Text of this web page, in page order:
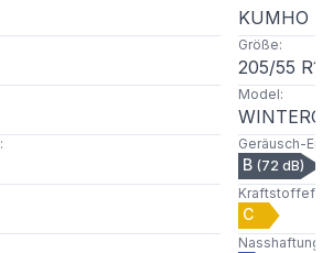
:
KUMHO
Größe:
205/55 R16
Model:
Geräusch-
B (72 dB)
C
Nasshaftung